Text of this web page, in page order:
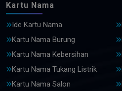
Kartu Nama
Ide Kartu Nama
Kartu Nama Burung
Kartu Nama Kebersihan
Kartu Nama Tukang Listrik
Kartu Nama Salon